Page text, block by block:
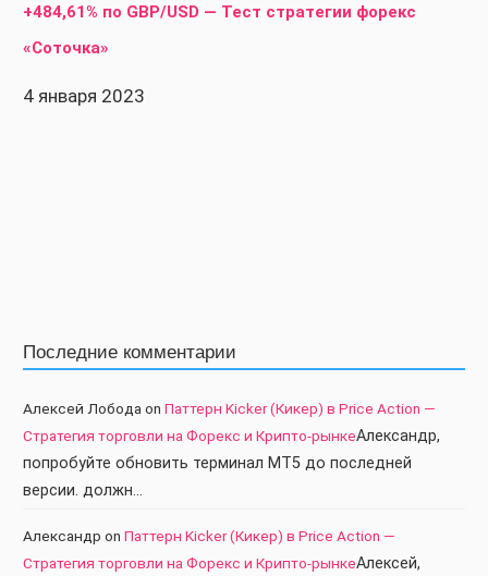
+484,61% по GBP/USD — Тест стратегии форекс
«Соточка»
4 января 2023
Последние комментарии
Алексей Лобода on Паттерн Kicker (Кикер) в Price Action —
Стратегия торговли на Форекс и Крипто-рынкеАлександр,
попробуйте обновить терминал МТ5 до последней
версии. должн…
Александр on Паттерн Kicker (Кикер) в Price Action —
Стратегия торговли на Форекс и Крипто-рынкеАлексей,